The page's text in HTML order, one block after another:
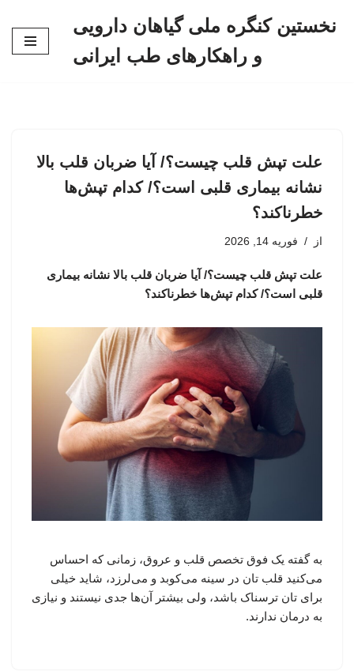
نخستین کنگره ملی گیاهان دارویی
و راهکارهای طب ایرانی
علت تپش قلب چیست؟/ آیا ضربان قلب بالا
نشانه بیماری قلبی است؟/ کدام تپش‌ها
خطرناکند؟
از فوریه 14, 2026
علت تپش قلب چیست؟/ آیا ضربان قلب بالا نشانه بیماری
قلبی است؟/ کدام تپش‌ها خطرناکند؟
به گفته یک فوق تخصص قلب و عروق، زمانی‌ که احساس
می‌کنید قلب تان در سینه می‌کوبد و می‌لرزد، شاید خیلی
برای تان ترسناک باشد، ولی بیشتر آن‌ها جدی نیستند و نیازی
به درمان ندارند.